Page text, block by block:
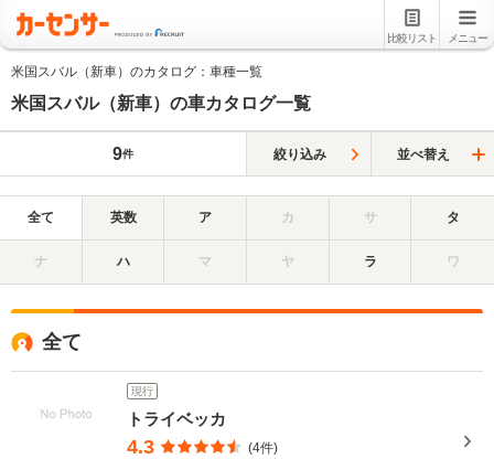
比較リスト メニュー
米国スバル（新車）のカタログ：車種一覧
米国スバル（新車）の車カタログ一覧
9件 絞り込み 並べ替え
全て 英数 ア カ サ タ
ナ ハ マ ヤ ラ ワ
全て
現行
トライベッカ
4.3 (4件)